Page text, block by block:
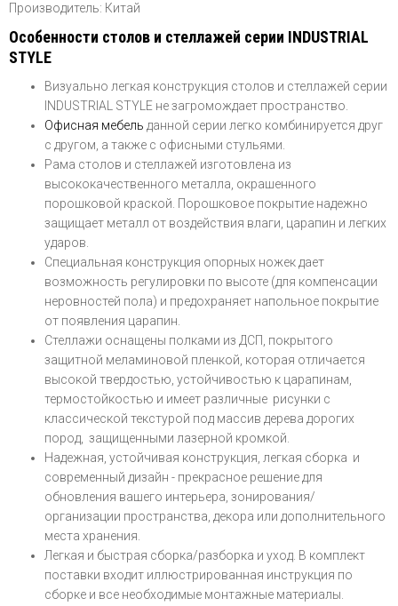
Производитель: Китай
Особенности столов и стеллажей серии INDUSTRIAL
STYLE
Визуально легкая конструкция столов и стеллажей серии
INDUSTRIAL STYLE не загромождает пространство.
Офисная мебель данной серии легко комбинируется друг
с другом, а также с офисными стульями.
Рама столов и стеллажей изготовлена из
высококачественного металла, окрашенного
порошковой краской. Порошковое покрытие надежно
защищает металл от воздействия влаги, царапин и легких
ударов.
Специальная конструкция опорных ножек дает
возможность регулировки по высоте (для компенсации
неровностей пола) и предохраняет напольное покрытие
от появления царапин.
Стеллажи оснащены полками из ДСП, покрытого
защитной меламиновой пленкой, которая отличается
высокой твердостью, устойчивостью к царапинам,
термостойкостью и имеет различные рисунки с
классической текстурой под массив дерева дорогих
пород, защищенными лазерной кромкой.
Надежная, устойчивая конструкция, легкая сборка и
современный дизайн - прекрасное решение для
обновления вашего интерьера, зонирования/
организации пространства, декора или дополнительного
места хранения.
Легкая и быстрая сборка/разборка и уход. В комплект
поставки входит иллюстрированная инструкция по
сборке и все необходимые монтажные материалы.